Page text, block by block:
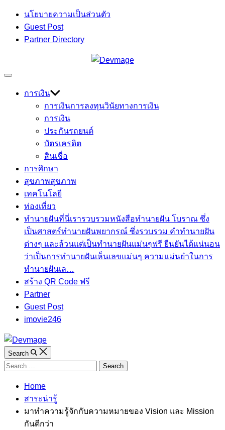
Skip
content
นโยบายความเป็นส่วนตัว
Guest Post
Partner Directory
Devmage
เกร็ดความรู้ เรื่องราวที่น่าสนใจ
Off
การเงิน
การเงินการลงทุนวินัยทางการเงิน
การเงิน
ประกันรถยนต์
บัตรเครดิต
สินเชื่อ
การศึกษา
สุขภาพสุขภาพ
เทคโนโลยี
ท่องเที่ยว
ทำนายฝันที่นี่เรารวบรวมหนังสือทำนายฝัน โบราณ ซึ่ง
เป็นศาสตร์ทำนายฝันพยากรณ์ ซึ่งรวบรวม คำทํานายฝัน
ต่างๆ และล้วนแต่เป็นทํานายฝันแม่นๆฟรี ยืนยันได้แน่นอน
ว่าเป็นการทำนายฝันเห็นเลขแม่นๆ ความแม่นยำในการ
ทํานายฝันเล…
สร้าง QR Code ฟรี
Partner
Guest Post
imovie246
Search
Search
Home
สาระน่ารู้
มาทำความรู้จักกับความหมายของ Vision และ Mission
กันดีกว่า